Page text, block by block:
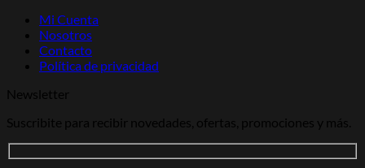
Mi Cuenta
Nosotros
Contacto
Política de privacidad
Newsletter
Suscribite para recibir novedades, ofertas, promociones y más.